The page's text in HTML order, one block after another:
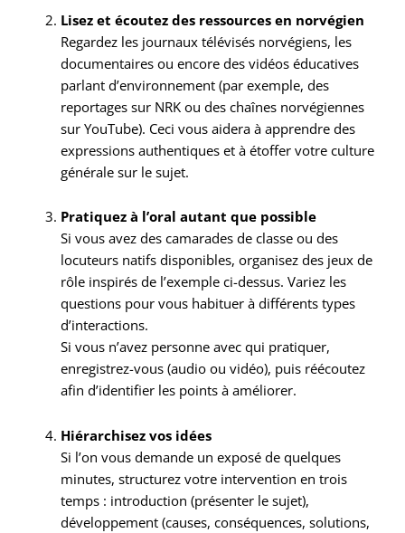
Lisez et écoutez des ressources en norvégien
Regardez les journaux télévisés norvégiens, les
documentaires ou encore des vidéos éducatives
parlant d’environnement (par exemple, des
reportages sur NRK ou des chaînes norvégiennes
sur YouTube). Ceci vous aidera à apprendre des
expressions authentiques et à étoffer votre culture
générale sur le sujet.
Pratiquez à l’oral autant que possible
Si vous avez des camarades de classe ou des
locuteurs natifs disponibles, organisez des jeux de
rôle inspirés de l’exemple ci-dessus. Variez les
questions pour vous habituer à différents types
d’interactions.
Si vous n’avez personne avec qui pratiquer,
enregistrez-vous (audio ou vidéo), puis réécoutez
afin d’identifier les points à améliorer.
Hiérarchisez vos idées
Si l’on vous demande un exposé de quelques
minutes, structurez votre intervention en trois
temps : introduction (présenter le sujet),
développement (causes, conséquences, solutions,